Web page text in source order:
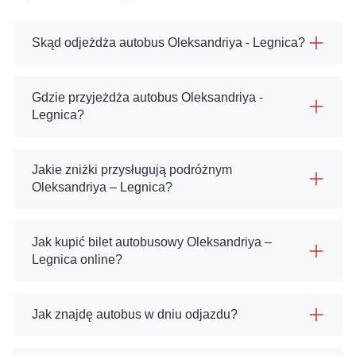
Skąd odjeżdża autobus Oleksandriya - Legnica?
Gdzie przyjeżdża autobus Oleksandriya -
Legnica?
Jakie zniżki przysługują podróżnym
Oleksandriya – Legnica?
Jak kupić bilet autobusowy Oleksandriya –
Legnica online?
Jak znajdę autobus w dniu odjazdu?